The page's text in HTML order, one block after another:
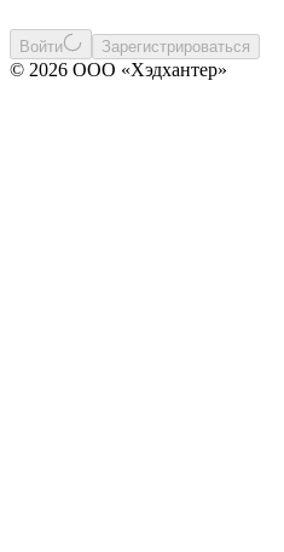
Войти Зарегистрироваться
© 2026 ООО «Хэдхантер»